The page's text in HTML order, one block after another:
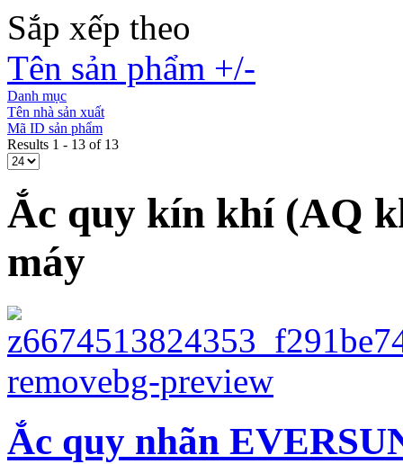
Sắp xếp theo
Tên sản phẩm +/-
Danh mục
Tên nhà sản xuất
Mã ID sản phẩm
Results 1 - 13 of 13
Ắc quy kín khí (AQ
máy
Ắc quy nhãn